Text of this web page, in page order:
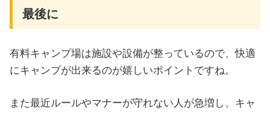
最後に
有料キャンプ場は施設や設備が整っているので、快適
にキャンプが出来るのが嬉しいポイントですね。
また最近ルールやマナーが守れない人が急増し、キャ